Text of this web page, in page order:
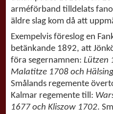
arméförband tilldelats
äldre slag kom då att
Exempelvis föreslog en
betänkande 1892, att
föra segernamnen: Lützen
Malatitze 1708 och
Smålands regemente
Kalmar regemente till:
1677 och Kliszow 1702.